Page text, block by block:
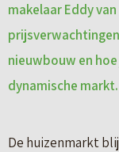
makelaar Eddy
nieuwbouw en
dynamische markt.
De huizenmarkt